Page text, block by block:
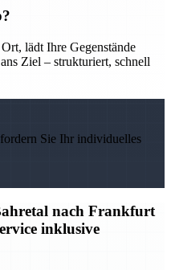
lädt Ihre Gegenstände
Ziel – strukturiert, schnell
Sie Ihr individuelles
nach Frankfurt
inklusive